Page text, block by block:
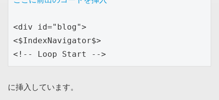
<div id="blog">
<$IndexNavigator$>
に挿入しています。